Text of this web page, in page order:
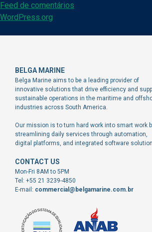
Feed de comentários
WordPress.org
BELGA MARINE
Belga Marine aims to be a leading provider of
innovative solutions that drive efficiency and
sustainable operations in the maritime and
industries across South America.
Our mission is to turn hard work into smart work
streamlining daily services through automation,
digital platforms, and integrated software
CONTACT US
Mon-Fri 8AM to 5PM
Tel: +55 21 3239-4850
E-mail: commercial@belgamarine.com.br